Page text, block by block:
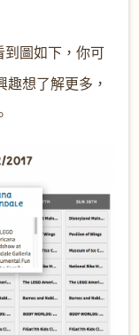
圖如下，你可
想了解更多，